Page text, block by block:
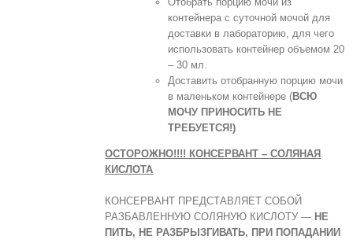
контейнера с суточной мочой для
доставки в лабораторию, для чего
использовать контейнер объемом 20
– 30 мл.
Доставить отобранную порцию мочи
в маленьком контейнере (ВСЮ
МОЧУ ПРИНОСИТЬ НЕ
ТРЕБУЕТСЯ!)
ОСТОРОЖНО!!!! КОНСЕРВАНТ – СОЛЯНАЯ
КИСЛОТА
КОНСЕРВАНТ ПРЕДСТАВЛЯЕТ СОБОЙ
РАЗБАВЛЕННУЮ СОЛЯНУЮ КИСЛОТУ — НЕ
ПИТЬ, НЕ РАЗБРЫЗГИВАТЬ, ПРИ ПОПАДАНИИ